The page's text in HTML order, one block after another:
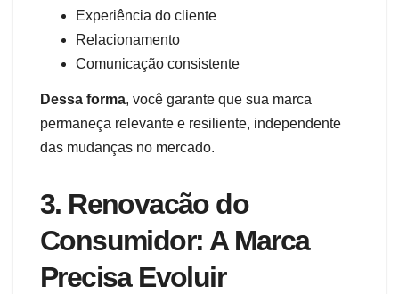
Experiência do cliente
Relacionamento
Comunicação consistente
Dessa forma, você garante que sua marca
permaneça relevante e resiliente, independente
das mudanças no mercado.
3. Renovacão do
Consumidor: A Marca
Precisa Evoluir